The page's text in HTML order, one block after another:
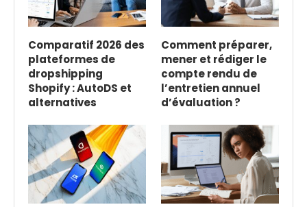
Comparatif 2026 des
plateformes de
dropshipping
Shopify : AutoDS et
alternatives
Comment préparer,
mener et rédiger le
compte rendu de
l’entretien annuel
d’évaluation ?